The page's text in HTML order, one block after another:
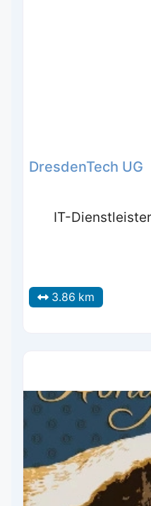
DresdenTech UG
IT-
3.86 km